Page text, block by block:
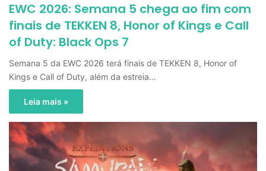
EWC 2026: Semana 5 chega ao fim com
finais de TEKKEN 8, Honor of Kings e Call
of Duty: Black Ops 7
Semana 5 da EWC 2026 terá finais de TEKKEN 8, Honor of
Kings e Call of Duty, além da estreia…
Leia mais »